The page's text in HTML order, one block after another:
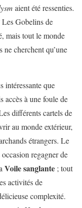
aient été ressenties.
Les Gobelins de
mais tout le monde
ne cherchent qu’une
intéressante que
accès à une foule de
différents cartels de
au monde extérieur,
étrangers. Le
regagner de
Voilesanglante ; tout
activités de
complexité.